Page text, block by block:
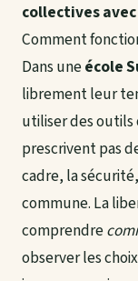
collectives
Comment
Dans uneécole
librement leur
utiliser des outils
prescrivent pas
cadre, la
commune. La
comprendre
observer les